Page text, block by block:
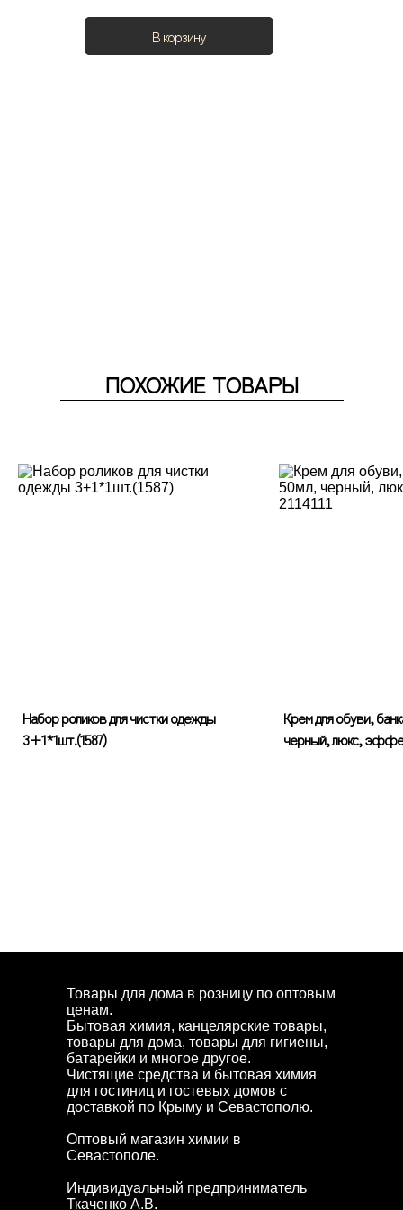
В корзину
ПОХОЖИЕ ТОВАРЫ
Набор роликов для чистки одежды
3+1*1шт.(1587)
Крем для обуви,
черный, люкс,
Товары для дома в розницу по оптовым
ценам.
Бытовая химия, канцелярские товары,
товары для дома, товары для гигиены,
батарейки и многое другое.
Чистящие средства и бытовая химия
для гостиниц и гостевых домов с
доставкой по Крыму и Севастополю.
Оптовый магазин химии в
Севастополе.
Индивидуальный предприниматель
Ткаченко А.В.